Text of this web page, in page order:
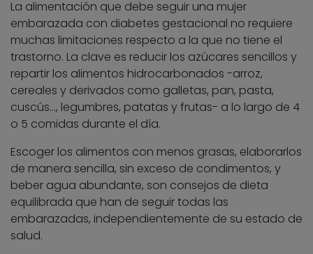
La alimentación que debe seguir una mujer
embarazada con diabetes gestacional no requiere
muchas limitaciones respecto a la que no tiene el
trastorno. La clave es reducir los azúcares sencillos y
repartir los alimentos hidrocarbonados -arroz,
cereales y derivados como galletas, pan, pasta,
cuscús…, legumbres, patatas y frutas- a lo largo de 4
o 5 comidas durante el día.
Escoger los alimentos con menos grasas, elaborarlos
de manera sencilla, sin exceso de condimentos, y
beber agua abundante, son consejos de dieta
equilibrada que han de seguir todas las
embarazadas, independientemente de su estado de
salud.